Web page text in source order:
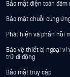
Bảo mật điện toán đám
Bảo mật chuỗi cung
Phát hiện và phản hồi
Bảo vệ thiết bị ngoại vi
trữ di động
Bảo mật truy cập